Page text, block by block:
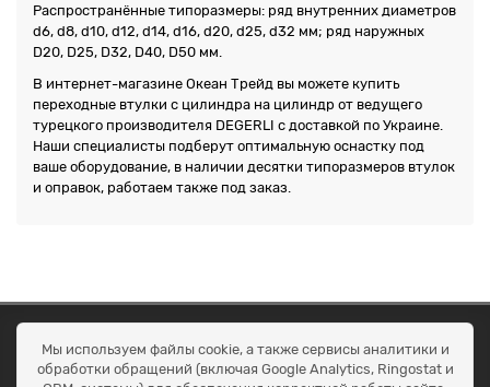
Распространённые типоразмеры: ряд внутренних диаметров
d6, d8, d10, d12, d14, d16, d20, d25, d32 мм; ряд наружных
D20, D25, D32, D40, D50 мм.
В интернет-магазине Океан Трейд вы можете купить
переходные втулки с цилиндра на цилиндр от ведущего
турецкого производителя DEGERLI с доставкой по Украине.
Наши специалисты подберут оптимальную оснастку под
ваше оборудование, в наличии десятки типоразмеров втулок
и оправок, работаем также под заказ.
ОКЕАН ТРЕЙД
Договір публичної оферти
Доставка та оплата
Мы используем файлы cookie, а также сервисы аналитики и
обработки обращений (включая Google Analytics, Ringostat и